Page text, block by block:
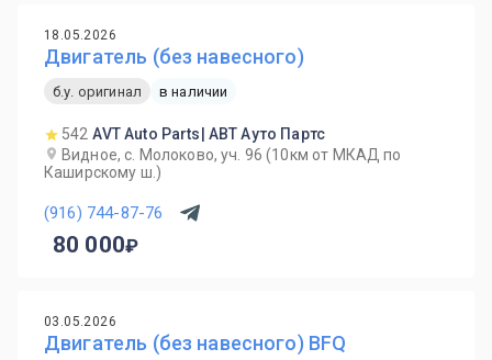
18.05.2026
Двигатель (без навесного)
б.у. оригинал в наличии
542 AVT Auto Parts| АВТ Ауто Партс
Видное, с. Молоково, уч. 96 (10км от МКАД по
Каширскому ш.)
(916) 744-87-76
80 000
03.05.2026
Двигатель (без навесного) BFQ